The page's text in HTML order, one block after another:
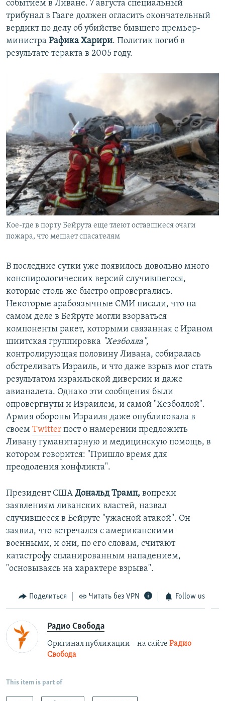
событием в Ливане. 7 августа специальный
трибунал в Гааге должен огласить окончательный
вердикт по делу об убийстве бывшего премьер-
министра Рафика Харири. Политик погиб в
результате теракта в 2005 году.
Кое-где в порту Бейрута еще тлеют оставшиеся очаги
пожара, что мешает спасателям
В последние сутки уже появилось довольно много
конспирологических версий случившегося,
которые столь же быстро опровергались.
Некоторые арабоязычные СМИ писали, что на
самом деле в Бейруте могли взорваться
компоненты ракет, которыми связанная с Ираном
шиитская группировка "Хезболла",
контролирующая половину Ливана, собиралась
обстреливать Израиль, и что даже взрыв мог стать
результатом израильской диверсии и даже
авианалета. Однако эти сообщения были
опровергнуты и Израилем, и самой "Хезболлой".
Армия обороны Израиля даже опубликовала в
своем Twitter пост о намерении предложить
Ливану гуманитарную и медицинскую помощь, в
котором говорится: "Пришло время для
преодоления конфликта".
Президент США Дональд Трамп, вопреки
заявлениям ливанских властей, назвал
случившееся в Бейруте "ужасной атакой". Он
заявил, что встречался с американскими
военными, и они, по его словам, считают
катастрофу спланированным нападением,
"основываясь на характере взрыва".
Поделиться Читать без VPN Follow us
Радио Свобода
Оригинал публикации – на сайте Радио
Свобода
This item is part of